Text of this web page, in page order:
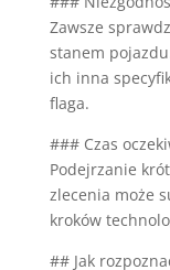
Zawsze
stanem
ich inna
flaga.
### Czas
Podejrzanie
zlecenia może
kroków
## Jak